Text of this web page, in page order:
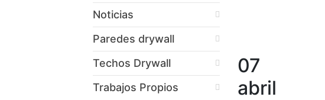
Noticias
Paredes drywall
Techos Drywall
Trabajos Propios
07
abril